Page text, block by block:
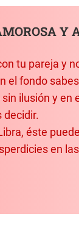
Y
tu pareja y
el fondo
sin ilusión y en
decidir.
éste
en